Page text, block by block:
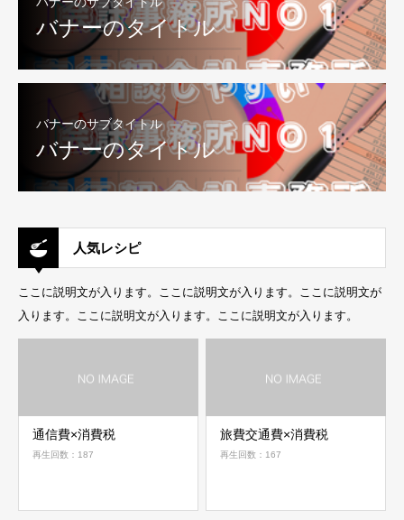
バナーのタイトル
バナーのサブタイトル
バナーのタイトル
人気レシピ
ここに説明文が入ります。ここに説明文が入ります。ここに説明文が
入ります。ここに説明文が入ります。ここに説明文が入ります。
通信費×消費税
再生回数：187
旅費交通費×消費税
再生回数：167